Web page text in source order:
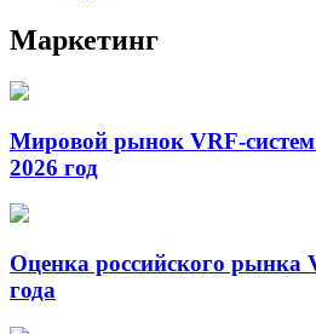
Маркетинг
Мировой рынок VRF-
2026 год
Оценка российского рынка
года